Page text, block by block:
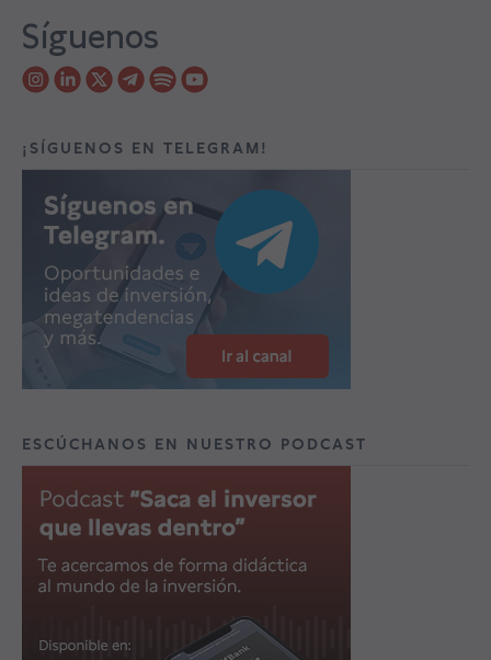
Síguenos
¡SÍGUENOS EN TELEGRAM!
ESCÚCHANOS EN NUESTRO PODCAST